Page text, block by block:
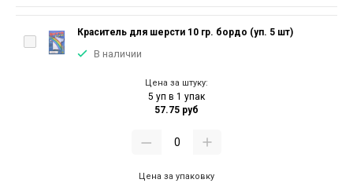
Краситель для шерсти 10 гр. бордо (уп. 5 шт)
В наличии
Цена за штуку:
5 уп в 1 упак
57.75 руб
Цена за упаковку